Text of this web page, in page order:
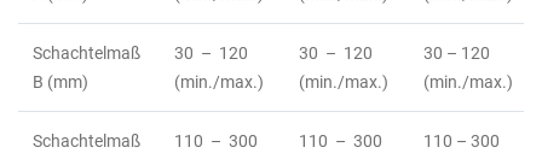
Schachtelmaß
B (mm)
30 – 120
(min./max.)
30 – 120
(min./max.)
30 – 120
(min./max.)
Schachtelmaß
110 – 300
110 – 300
110 – 300